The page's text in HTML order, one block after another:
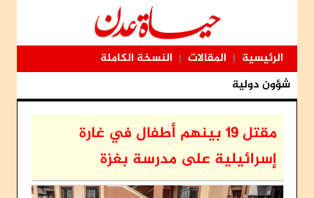
الرئيسية | المقالات | النسخة الكاملة
شؤون دولية
مقتل 19 بينهم أطفال في غارة
إسرائيلية على مدرسة بغزة